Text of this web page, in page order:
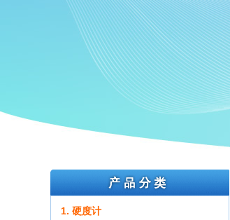
1. 硬度计